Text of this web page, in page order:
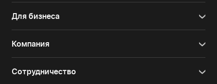
Для бизнеса
Компания
Сотрудничество